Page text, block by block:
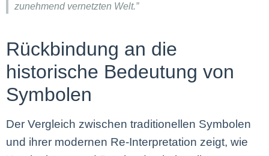
zunehmend vernetzten Welt.”
Rückbindung an die
historische Bedeutung von
Symbolen
Der Vergleich zwischen traditionellen Symbolen
und ihrer modernen Re-Interpretation zeigt, wie